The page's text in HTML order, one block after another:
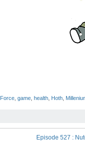
Force game health Hoth
Episode 527 :